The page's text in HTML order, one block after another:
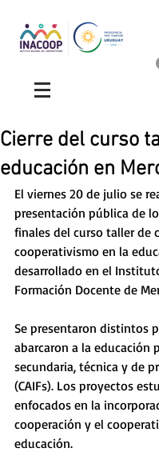
Cierre del curso
educación en
El viernes 20 de julio se
presentación pública de
finales del curso taller de
cooperativismo en la
desarrollado en el
Formación Docente de
Se presentaron distintos
abarcaron a la educación
secundaria, técnica y de
(CAIFs). Los proyectos
enfocados en la
cooperación y el
educación.